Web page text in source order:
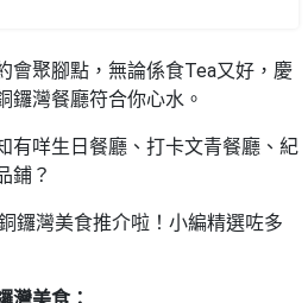
會聚腳點，無論係食Tea又好，慶
鑼灣餐廳符合你心水。
有咩生日餐廳、打卡文青餐廳、紀
鋪？
鑼灣美食推介啦！小編精選咗多